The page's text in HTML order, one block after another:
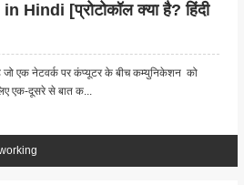
[प्रोटोकॉल क्या है? हिंदी
जो एक नेटवर्क पर कंप्यूटर के बीच कम्युनिकेशन को
एक-दूसरे से बात क...